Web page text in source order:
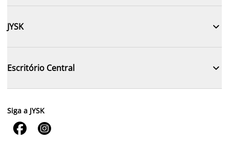
JYSK 
Escritório Central 
Siga a JYSK
 